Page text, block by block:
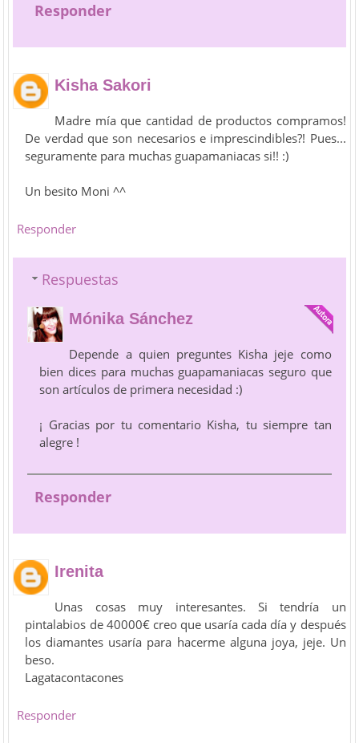
Responder
Kisha Sakori
Madre mía que cantidad de productos compramos!
De verdad que son necesarios e imprescindibles?! Pues...
seguramente para muchas guapamaniacas si!! :)
Un besito Moni ^^
Responder
Respuestas
Mónika Sánchez
Depende a quien preguntes Kisha jeje como
bien dices para muchas guapamaniacas seguro que
son artículos de primera necesidad :)
¡ Gracias por tu comentario Kisha, tu siempre tan
alegre !
Responder
Irenita
Unas cosas muy interesantes. Si tendría un
pintalabios de 40000€ creo que usaría cada día y después
los diamantes usaría para hacerme alguna joya, jeje. Un
beso.
Lagatacontacones
Responder